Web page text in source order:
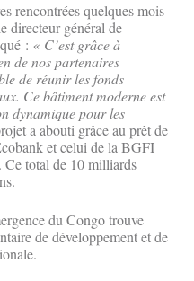
rencontrées quelques mois
directeur général de
: « C’est grâce à
de nos partenaires
de réunir les fonds
Ce bâtiment moderne est
dynamique pour les
a abouti grâce au prêt de
et celui de la BGFI
total de 10 milliards
du Congo trouve
de développement et de